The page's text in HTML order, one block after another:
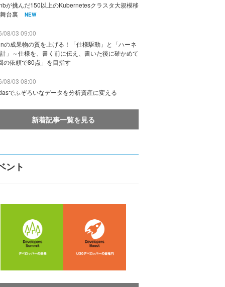
が挑んだ150以上のKubernetesクラスタ大規模移
台裏
NEW
08/03 09:00
の成果物の質を上げる！「仕様駆動」と「ハーネ
」～仕様を、書く前に伝え、書いた後に確かめて
の依頼で80点」を目指す
08/03 08:00
でふぞろいなデータを分析資産に変える
新着記事一覧を見る
ント